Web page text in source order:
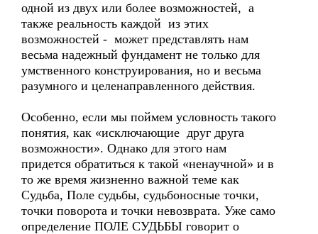
одной из двух или более возможностей, а
также реальность каждой из этих
возможностей - может представлять нам
весьма надежный фундамент не только для
умственного конструирования, но и весьма
разумного и целенаправленного действия.
Особенно, если мы поймем условность такого
понятия, как «исключающие друг друга
возможности». Однако для этого нам
придется обратиться к такой «ненаучной» и в
то же время жизненно важной теме как
Судьба, Поле судьбы, судьбоносные точки,
точки поворота и точки невозврата. Уже само
определение ПОЛЕ СУДЬБЫ говорит о